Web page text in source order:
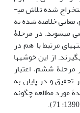
شده تلاش می­
معانی خلاصه شده به
می­شوند. در مرحلۀ
مرتبط با هم در
از این خوشه­ها
مرحلۀ ششم، اعتبار
و در پایان به
مورد مطالعه چگونه